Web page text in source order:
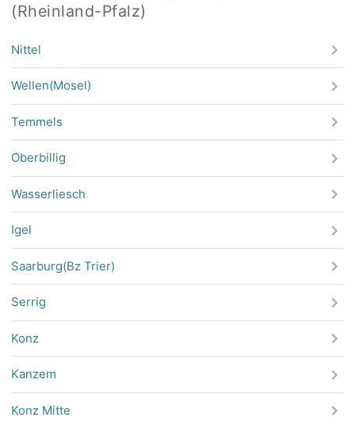
(Rheinland-Pfalz)
Nittel
Wellen(Mosel)
Temmels
Oberbillig
Wasserliesch
Igel
Saarburg(Bz Trier)
Serrig
Konz
Kanzem
Konz Mitte